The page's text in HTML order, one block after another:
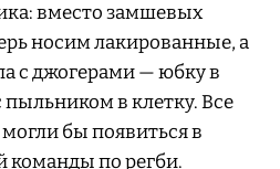
вместо замшевых
носим лакированные, а
с джогерами — юбку в
пыльником в клетку. Все
бы появиться в
команды по регби.